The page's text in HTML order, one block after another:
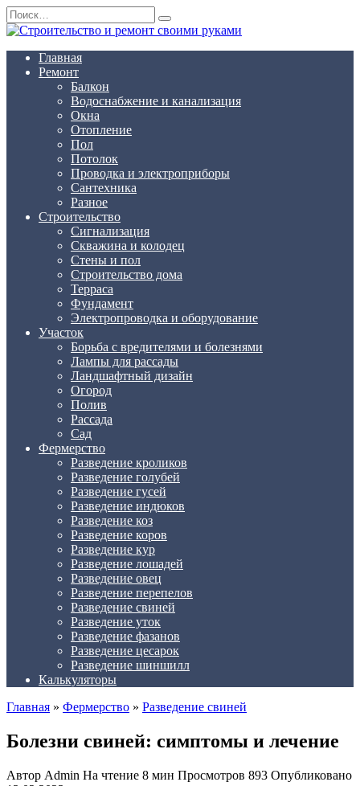
Перейти
к
содержанию
Search
for:
Главная
Ремонт
Балкон
Водоснабжение и канализация
Окна
Отопление
Пол
Потолок
Проводка и электроприборы
Сантехника
Разное
Строительство
Сигнализация
Скважина и колодец
Стены и пол
Строительство дома
Терраса
Фундамент
Электропроводка и оборудование
Участок
Борьба с вредителями и болезнями
Лампы для рассады
Ландшафтный дизайн
Огород
Полив
Рассада
Сад
Фермерство
Разведение кроликов
Разведение голубей
Разведение гусей
Разведение индюков
Разведение коз
Разведение коров
Разведение кур
Разведение лошадей
Разведение овец
Разведение перепелов
Разведение свиней
Разведение уток
Разведение фазанов
Разведение цесарок
Разведение шиншилл
Калькуляторы
Главная » Фермерство » Разведение свиней
Болезни свиней: симптомы и лечение
Автор Admin На чтение 8 мин Просмотров 893 Опубликовано